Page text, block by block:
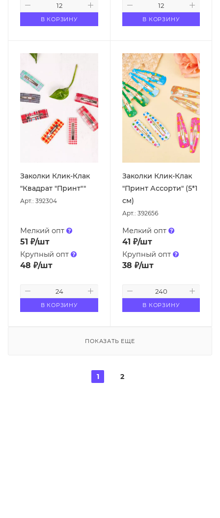
В КОРЗИНУ В КОРЗИНУ
Заколки Клик-Клак
"Квадрат "Принт""
Арт.: 392304
Мелкий опт
51 ₽/шт
Крупный опт
48 ₽/шт
В КОРЗИНУ
Заколки Клик-Клак
"Принт Ассорти" (5*1
см)
Арт.: 392656
Мелкий опт
41 ₽/шт
Крупный опт
38 ₽/шт
В КОРЗИНУ
ПОКАЗАТЬ ЕЩЕ
1 2